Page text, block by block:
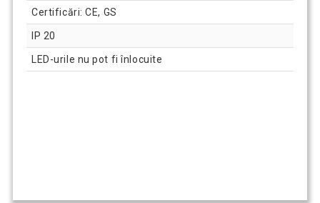
Certificări: CE, GS
IP 20
LED-urile nu pot fi înlocuite